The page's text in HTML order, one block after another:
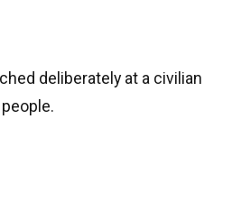
deliberately at a civilian